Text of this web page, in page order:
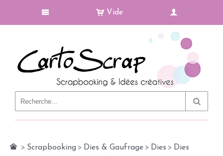
Vide
> Scrapbooking > Dies & Gaufrage > Dies > Dies